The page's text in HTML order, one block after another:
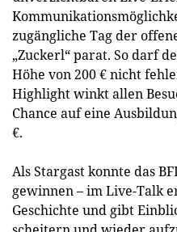
zugängliche Tag der
„Zuckerl“ parat. So darf
Höhe von 200 € nicht
Highlight winkt allen
Chance auf eine
€.
Als Stargast konnte das
gewinnen – im Live-Talk
Geschichte und gibt